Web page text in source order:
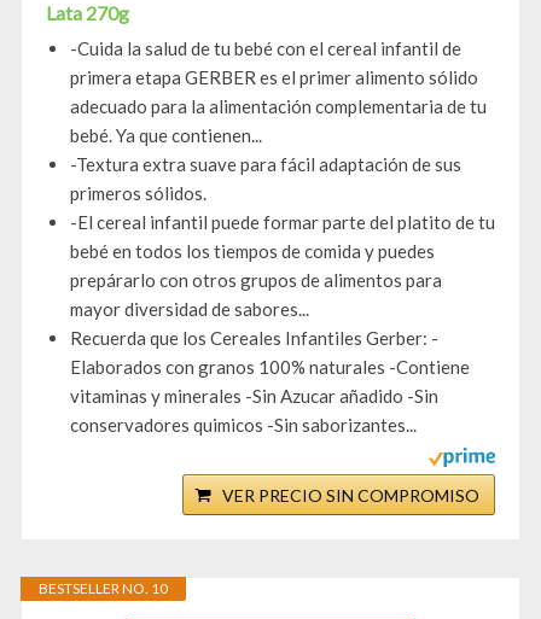
Lata 270g
-Cuida la salud de tu bebé con el cereal infantil de
primera etapa GERBER es el primer alimento sólido
adecuado para la alimentación complementaria de tu
bebé. Ya que contienen...
-Textura extra suave para fácil adaptación de sus
primeros sólidos.
-El cereal infantil puede formar parte del platito de tu
bebé en todos los tiempos de comida y puedes
prepárarlo con otros grupos de alimentos para
mayor diversidad de sabores...
Recuerda que los Cereales Infantiles Gerber: -
Elaborados con granos 100% naturales -Contiene
vitaminas y minerales -Sin Azucar añadido -Sin
conservadores quimicos -Sin saborizantes...
VER PRECIO SIN COMPROMISO
BESTSELLER NO. 10